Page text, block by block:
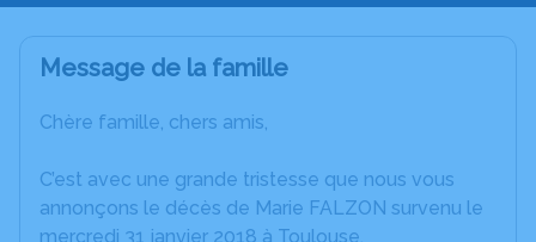
Message de la famille
Chère famille, chers amis,
C’est avec une grande tristesse que nous vous
annonçons le décès de Marie FALZON survenu le
mercredi 31 janvier 2018 à Toulouse.